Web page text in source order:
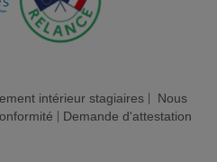
intérieur stagiaires| Nous
Demande d'attestation